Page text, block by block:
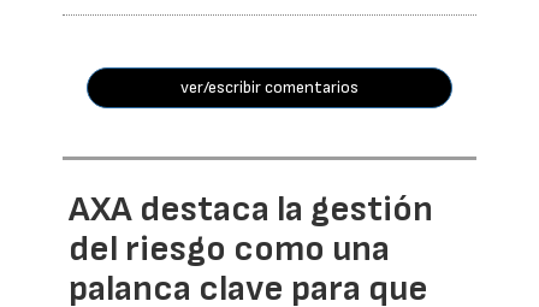
ver/escribir comentarios
AXA destaca la gestión
del riesgo como una
palanca clave para que